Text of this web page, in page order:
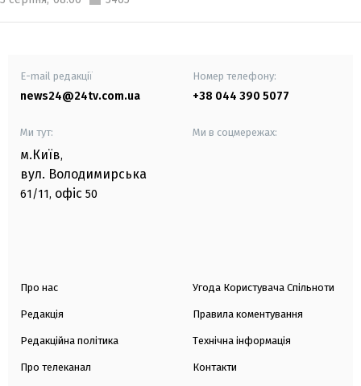
E-mail редакції
news24@24tv.com.ua
Номер телефону:
+38 044 390 5077
Ми тут:
м.Київ,
вул. Володимирська
61/11, офіс 50
Ми в соцмережах:
Про нас
Редакція
Редакційна політика
Про телеканал
Угода Користувача Спільноти
Правила коментування
Технічна інформація
Контакти